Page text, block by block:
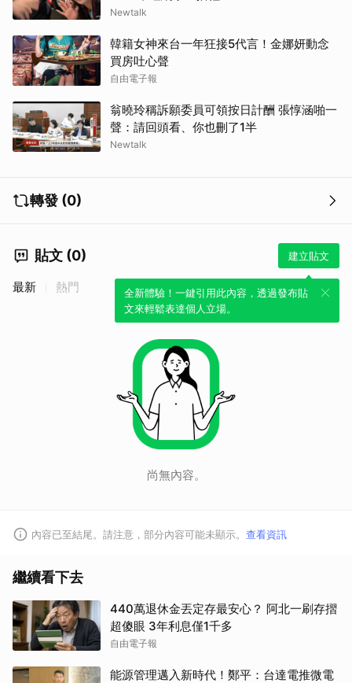
Newtalk
韓籍女神來台一年狂接5代言！金娜妍動念
買房吐心聲
自由電子報
翁曉玲稱訴願委員可領按日計酬 張惇涵啪一
聲：請回頭看、你也刪了1半
Newtalk
轉發 (0)
貼文 (0) 建立貼文
全新體驗！一鍵引用此內容，透過發布貼
文來輕鬆表達個人立場。
最新 熱門
尚無內容。
內容已至結尾。請注意，部分內容可能未顯示。 查看資訊
繼續看下去
440萬退休金丟定存最安心？ 阿北一刷存摺
超傻眼 3年利息僅1千多
自由電子報
能源管理邁入新時代！鄭平：台達電推微電